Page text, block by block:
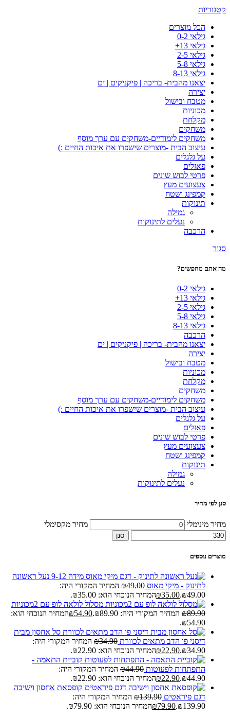
קטגוריות
הכל מוצרים
גילאי 0-2
גילאי 13+
גילאי 2-5
גילאי 5-8
גילאי 8-13
יצאנו מהבית- בריכה | פיקניקים | ים
יצירה
מטבח ובישול
מכוניות
מקלחת
משחקים
משחקים לימודיים-משחקים עם ערך מוסף
עיצוב הבית -מוצרים שישפרו את איכות החיים :)
על גלגלים
פאזלים
פרטי לבוש שונים
צעצועים מעץ
קמפינג ושטח
תינוקות
גמילה
נעלים לתינוקות
הרכבה
סגור
מה אתם מחפשים?
גילאי 0-2
גילאי 13+
גילאי 2-5
גילאי 5-8
גילאי 8-13
הרכבה
יצאנו מהבית- בריכה | פיקניקים | ים
יצירה
מטבח ובישול
מכוניות
מקלחת
משחקים
משחקים לימודיים-משחקים עם ערך מוסף
עיצוב הבית -מוצרים שישפרו את איכות החיים :)
על גלגלים
פאזלים
פרטי לבוש שונים
צעצועים מעץ
קמפינג ושטח
תינוקות
גמילה
נעלים לתינוקות
סנן לפי מחיר
מחיר מינימלי מחיר מקסימלי
סנן
מוצרים נוספים
נעל ראשונה
לתינוק - מיקי מאוס
₪49.00
המחיר המקורי היה:
₪49.00.
₪35.00
המחיר הנוכחי הוא: ₪35.00.
מסלול לולאה לופ עם 2מכוניות
₪89.90 המחיר המקורי היה: ₪89.90. ₪54.90
המחיר הנוכחי הוא:
₪54.90.
סל אחסון מבית
דיסני פו הדב מתאים לכוורת
₪34.90
המחיר המקורי היה:
₪34.90.
₪22.90
המחיר הנוכחי הוא: ₪22.90.
קוביית התאמה -
התפתחות לפעוטות
₪44.90
המחיר המקורי היה:
₪44.90.
₪22.90
המחיר הנוכחי הוא: ₪22.90.
קופסאת אחסון וישיבה
דגם פיראטים
₪139.90
המחיר המקורי היה:
₪139.90.
₪79.90
המחיר הנוכחי הוא: ₪79.90.